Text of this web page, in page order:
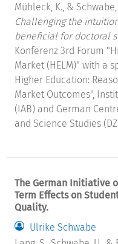
Mühleck, K., &
Challenging the
beneficial for doctoral
Konferenz 3rd Forum
Market (HELM)" with a
Higher Education:
Market Outcomes",
(IAB) and German
and Science Studies
The German Initiative
Term Effects on
Quality.
Ulrike Schwabe